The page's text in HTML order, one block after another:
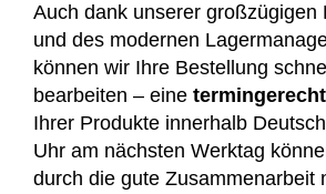
Auch dank unserer großzügigen
und des modernen
können wir Ihre Bestellung
bearbeiten – eine
Ihrer Produkte innerhalb
Uhr am nächsten Werktag
durch die gute Zusammenarbeit